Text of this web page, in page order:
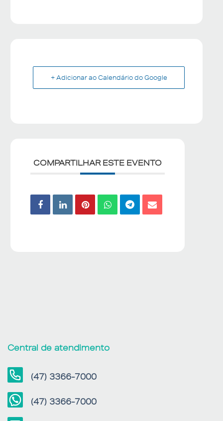
+ Adicionar ao Calendário do Google
COMPARTILHAR ESTE EVENTO
Central de atendimento
(47) 3366-7000
(47) 3366-7000